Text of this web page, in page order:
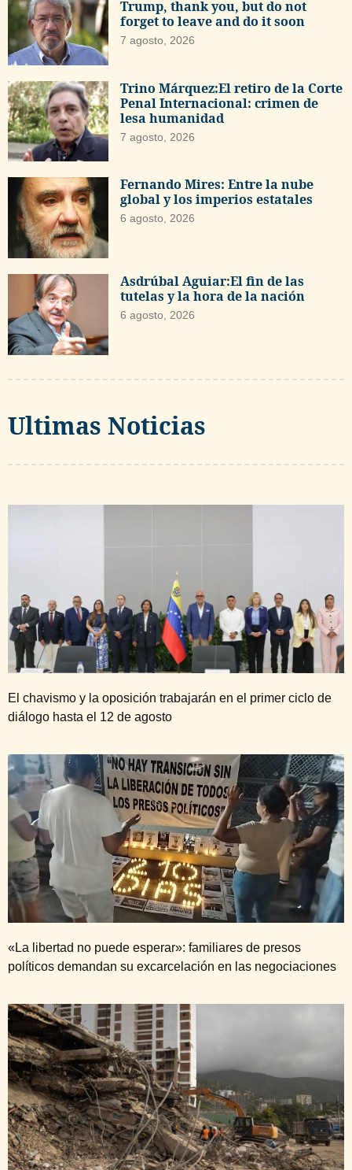
Trump, thank you, but do not
forget to leave and do it soon
7 agosto, 2026
Trino Márquez:El retiro de la Corte
Penal Internacional: crimen de
lesa humanidad
7 agosto, 2026
Fernando Mires: Entre la nube
global y los imperios estatales
6 agosto, 2026
Asdrúbal Aguiar:El fin de las
tutelas y la hora de la nación
6 agosto, 2026
Ultimas Noticias
El chavismo y la oposición trabajarán en el primer ciclo de
diálogo hasta el 12 de agosto
«La libertad no puede esperar»: familiares de presos
políticos demandan su excarcelación en las negociaciones